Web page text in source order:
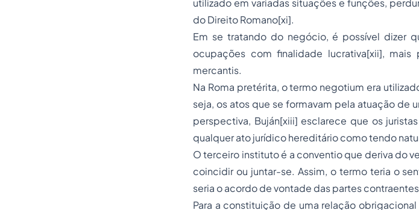
utilizado em variadas situações e funções,
do Direito Romano[xi].
Em se tratando do negócio, é possível dizer
ocupações com finalidade lucrativa[xii],
mercantis.
Na Roma pretérita, o termo negotium era
seja, os atos que se formavam pela atuação de
perspectiva, Buján[xiii] esclarece que os
qualquer ato jurídico hereditário como tendo
O terceiro instituto é a conventio que deriva do
coincidir ou juntar-se. Assim, o termo teria o
seria o acordo de vontade das partes
Para a constituição de uma relação